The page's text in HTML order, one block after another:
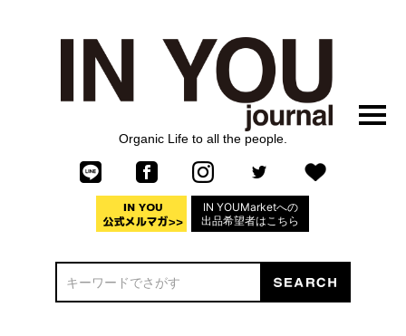
Organic Life to all the people.
IN YOUMarketへの
出品希望者はこちら